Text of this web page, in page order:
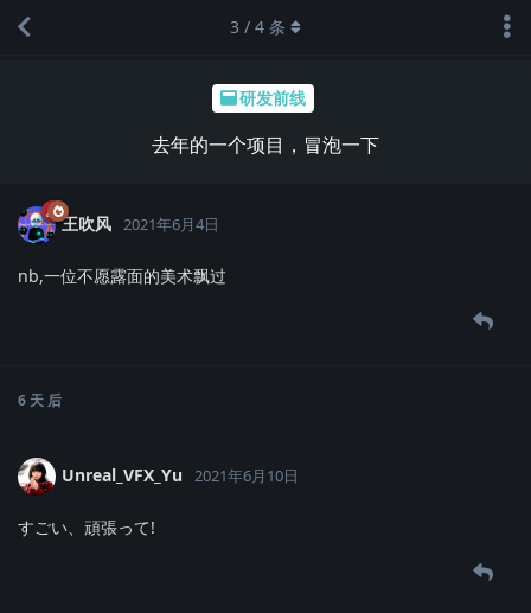
研发前线
去年的一个项目，冒泡一下
3 / 4 条
王吹风 2021年6月4日
nb,一位不愿露面的美术飘过
6 天 后
Unreal_VFX_Yu 2021年6月10日
すごい、頑張って!